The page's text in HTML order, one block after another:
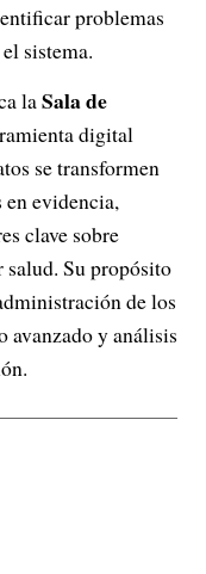
problemas
sistema.
laSala de
digital
se transformen
en evidencia,
clave sobre
salud. Su propósito
de los
avanzado y análisis